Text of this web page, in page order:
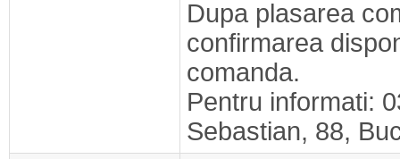
Dupa plasarea
confirmarea
comanda.
Pentru informati:
Sebastian, 88,